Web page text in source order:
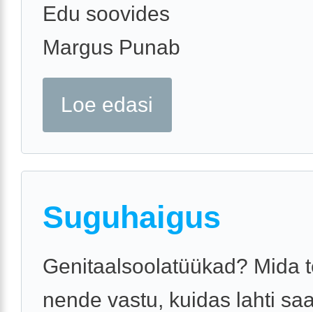
Edu soovides
Margus Punab
Loe edasi
Suguhaigus
Genitaalsoolatüükad? Mida
nende vastu, kuidas lahti